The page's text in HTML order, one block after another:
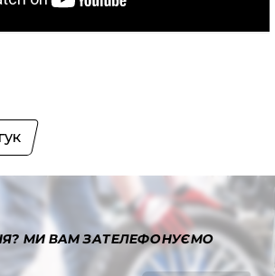
МИ ВАМ ЗАТЕЛЕФОНУЄМО